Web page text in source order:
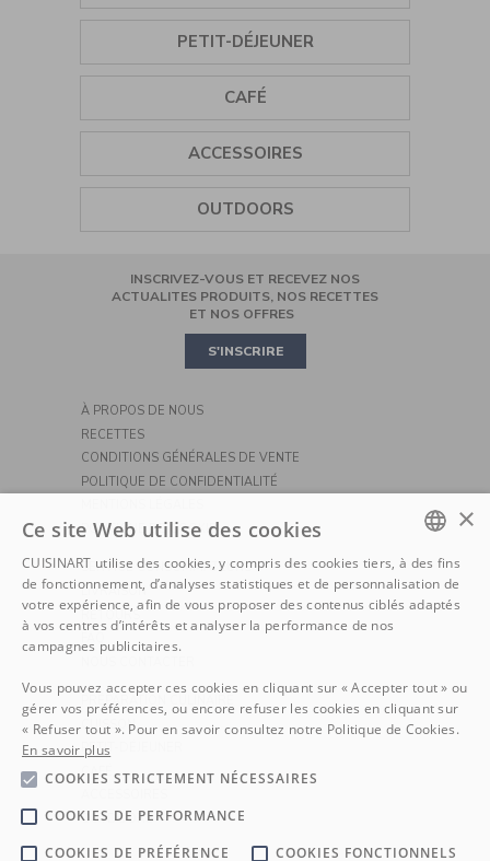
SORBETIÈRE
MIXEUR PLONGEANT
MINI HÂCHOIR
ROBOT MULTIFONCTION
BLENDER
BATTEUR
ROBOT PÂTISSIER
GRILL
PLANCHA
CUISEUR VAPEUR
CUISEUR À CÉRÉALES
AIR FRYER
MINI OVEN
PIZZA
PETIT-DÉJEUNER
BOUILLOIRE
GRILLE-PAIN
PRESSE-AGRUMES
CAFETIÈRE FILTRE
CAFÉ
ACCESSOIRES
CASSEROLES ET POÊLES
OUTDOORS
INSCRIVEZ-VOUS ET RECEVEZ NOS
ACTUALITES PRODUITS, NOS RECETTES
ET NOS OFFRES
S'INSCRIRE
À PROPOS DE NOUS
RECETTES
CONDITIONS GÉNÉRALES DE VENTE
POLITIQUE DE CONFIDENTIALITÉ
POLITIQUE DE COOKIE
SERVICE CONSOMMATEURS
LIVRAISON
RETOURS
PRÉPARATION CULINAIRE
CUISSON
PETIT-DÉJEUNER
CAFÉ
OUTDOORS
DUTCH
FRENCH
×
Ce site Web utilise des cookies
CUISINART utilise des cookies, y compris des cookies tiers, à des fins
de fonctionnement, d’analyses statistiques et de personnalisation de
votre expérience, afin de vous proposer des contenus ciblés adaptés
à vos centres d’intérêts et analyser la performance de nos
campagnes publicitaires.
Vous pouvez accepter ces cookies en cliquant sur « Accepter tout » ou
gérer vos préférences, ou encore refuser les cookies en cliquant sur
« Refuser tout ». Pour en savoir consultez notre Politique de Cookies.
En savoir plus
COOKIES STRICTEMENT NÉCESSAIRES
COOKIES DE PERFORMANCE
COOKIES DE PRÉFÉRENCE
COOKIES FONCTIONNELS